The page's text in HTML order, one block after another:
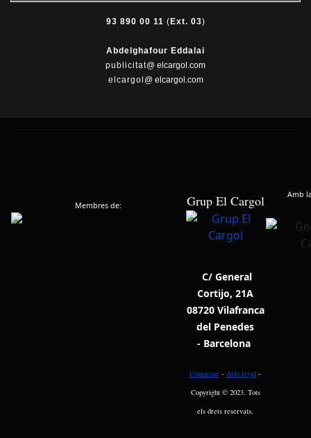
93 890 00 11 ( Ext. 03)
Abdelghafour Eddalai
publicitat@ elcargol.com
elcargol @ elcargol.com
Membres de: Grup El Cargol Amb
C/ General
Cortijo, 21A
08720 Vilafranca
del Penedes
- Barcelona
Contactar - Avís legal -
Copyright © 2023. Tots
els drets reservats.